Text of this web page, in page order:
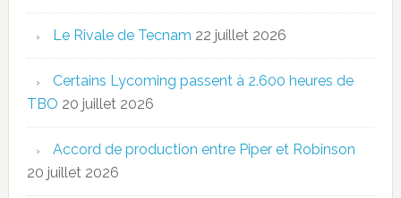
Le Rivale de Tecnam 22 juillet 2026
Certains Lycoming passent à 2.600 heures de
TBO 20 juillet 2026
Accord de production entre Piper et Robinson
20 juillet 2026